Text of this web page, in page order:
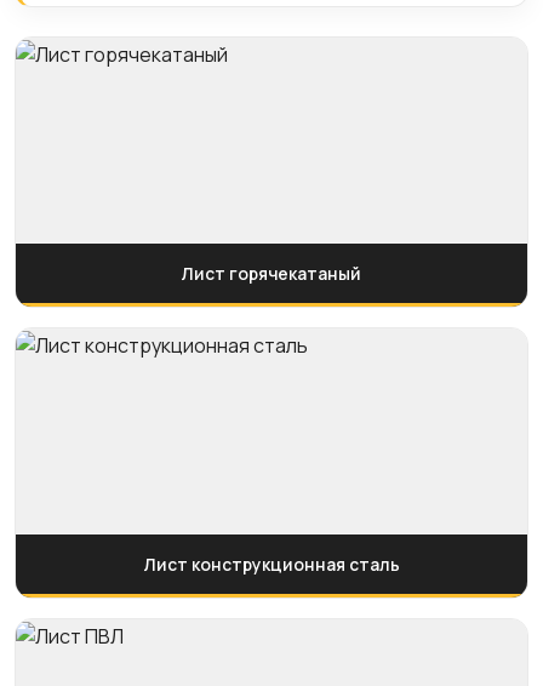
Лист горячекатаный
Лист конструкционная сталь